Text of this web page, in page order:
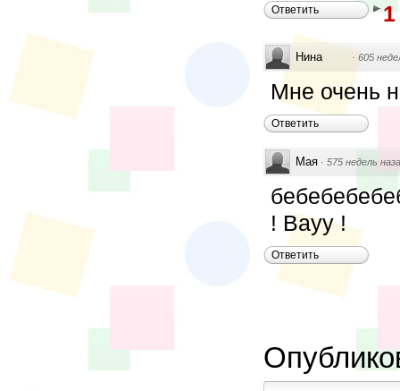
Ответить
Нина · 605
Мне очень
Ответить
Мая · 575 недель
! Вауу !
Ответить